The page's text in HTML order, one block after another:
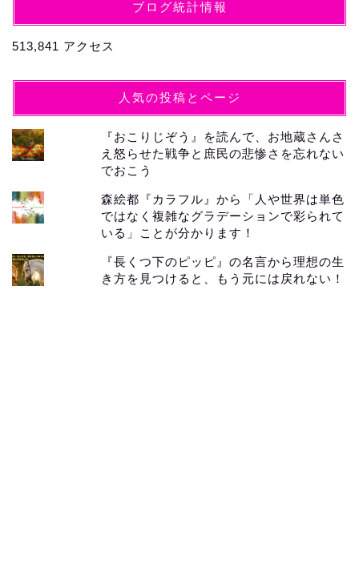
ブログ統計情報
513,841 アクセス
人気の投稿とページ
『おこりじぞう』を読んで、お地蔵さんさ
え怒らせた戦争と庶民の悲惨さを忘れない
でおこう
森絵都『カラフル』から「人や世界は単色
ではなく複雑なグラデーションで彩られて
いる」ことが分かります！
『長くつ下のピッピ』の名言から理想の生
き方を見つけると、もう元には戻れない！